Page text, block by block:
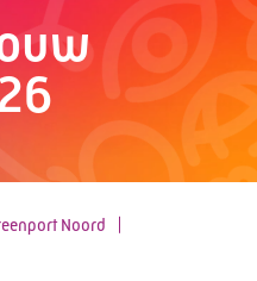
Noord